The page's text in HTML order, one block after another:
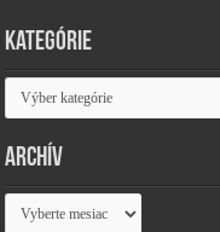
Kategórie
Kategórie
Archív
Archív